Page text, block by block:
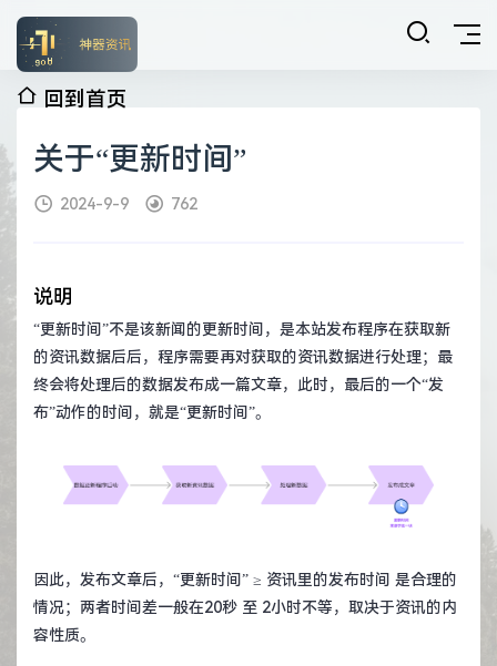
回到首页
关于“更新时间”
2024-9-9 762
说明
“更新时间”不是该新闻的更新时间，是本站发布程序在获取新
的资讯数据后后，程序需要再对获取的资讯数据进行处理；最
终会将处理后的数据发布成一篇文章，此时，最后的一个“发
布”动作的时间，就是“更新时间”。
因此，发布文章后，“更新时间” ≥ 资讯里的发布时间 是合理的
情况；两者时间差一般在20秒 至 2小时不等，取决于资讯的内
容性质。